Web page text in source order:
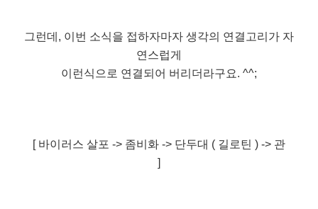
그런데, 이번 소식을 접하자마자 생각의 연결고리가 자
연스럽게
이런식으로 연결되어 버리더라구요. ^^;
[ 바이러스 살포 -> 좀비화 -> 단두대 ( 길로틴 ) -> 관
]